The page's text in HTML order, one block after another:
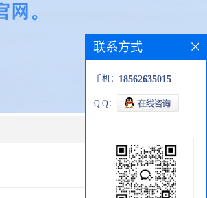
联系方式
手机： 18562635015
Q Q：